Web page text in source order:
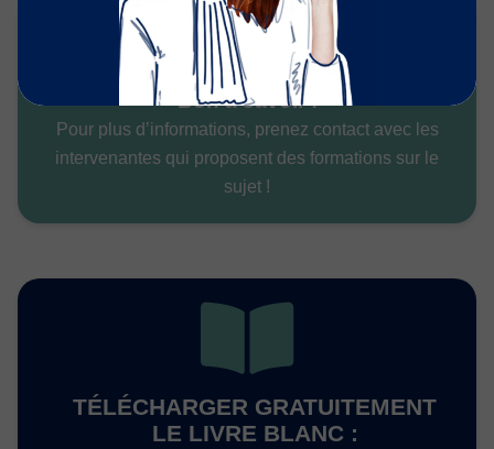
Bon à savoir :
Pour plus d’informations, prenez contact avec les
intervenantes qui proposent des formations sur le
sujet !
TÉLÉCHARGER GRATUITEMENT
LE LIVRE BLANC :